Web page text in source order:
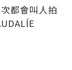
都會叫人拍